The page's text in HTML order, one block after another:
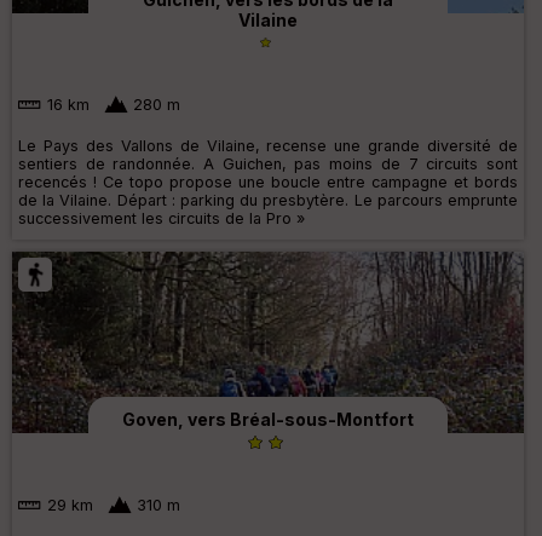
Vilaine
16 km 280 m
Le Pays des Vallons de Vilaine, recense une grande diversité de
sentiers de randonnée. A Guichen, pas moins de 7 circuits sont
recencés ! Ce topo propose une boucle entre campagne et bords
de la Vilaine. Départ : parking du presbytère. Le parcours emprunte
successivement les circuits de la Pro »
Goven, vers Bréal-sous-Montfort
29 km 310 m